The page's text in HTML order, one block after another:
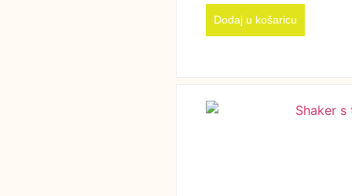
Dodaj u košaricu